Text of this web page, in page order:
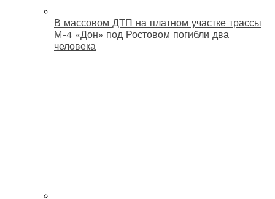
В массовом ДТП на платном участке трассы
М-4 «Дон» под Ростовом погибли два
человека